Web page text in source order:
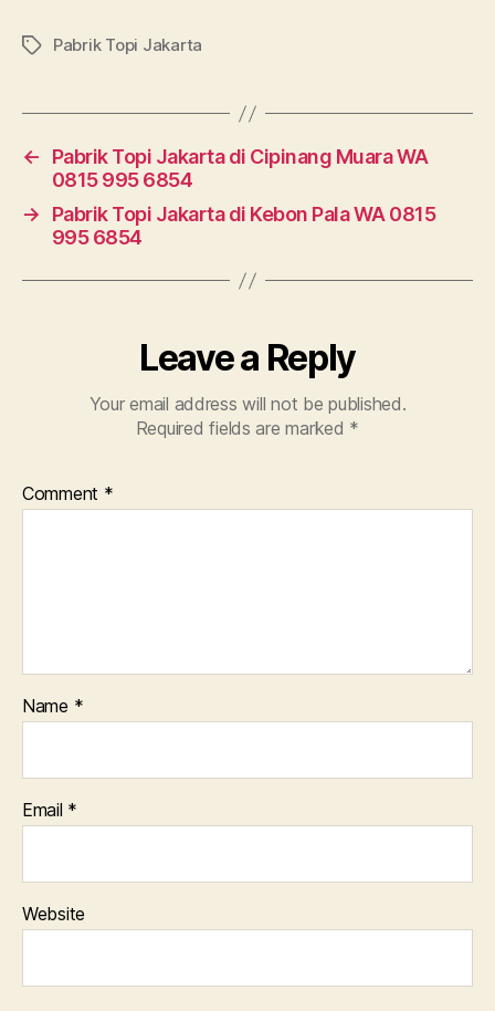
TagsPabrik Topi Jakarta
←
Pabrik Topi Jakarta di Cipinang Muara WA
0815 995 6854
→
Pabrik Topi Jakarta di Kebon Pala WA 0815
995 6854
Leave a Reply
Your email address will not be published.
Required fields are marked *
Comment *
Name *
Email *
Website